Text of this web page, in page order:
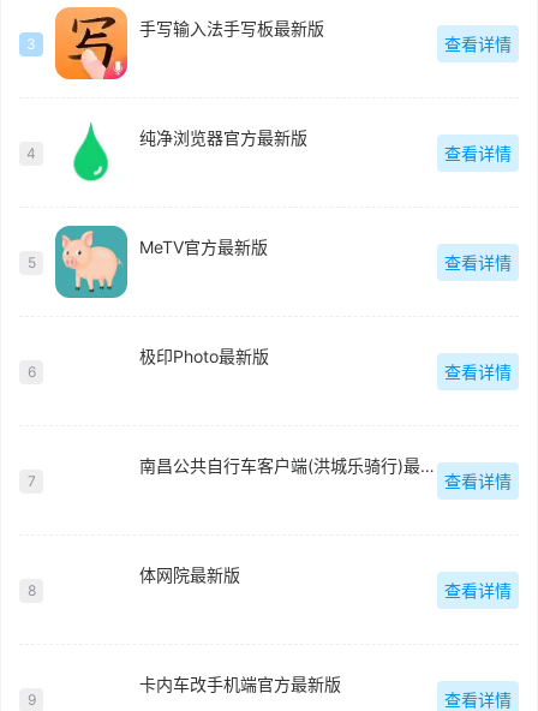
3
手写输入法手写板最新版
查看详情
4
纯净浏览器官方最新版
查看详情
5
MeTV官方最新版
查看详情
6
极印Photo最新版
查看详情
7
南昌公共自行车客户端(洪城乐骑行)最新版
查看详情
8
体网院最新版
查看详情
9
卡内车改手机端官方最新版
查看详情